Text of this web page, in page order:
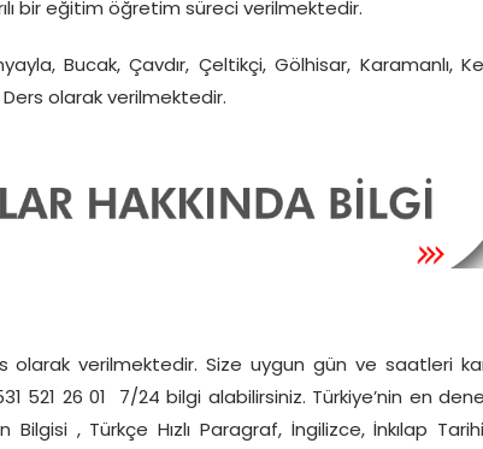
bir eğitim öğretim süreci verilmektedir.
Bucak, Çavdır, Çeltikçi, Gölhisar, Karamanlı,
olarak verilmektedir.
olarak verilmektedir. Size uygun gün ve saatleri
521 26 01 7/24 bilgi alabilirsiniz. Türkiye’nin en
, Türkçe Hızlı Paragraf, İngilizce, İnkılap